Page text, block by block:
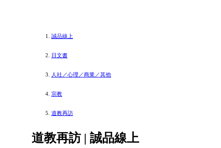
誠品線上
日文書
人社／心理／商業／其他
宗教
道教再訪
道教再訪 | 誠品線上